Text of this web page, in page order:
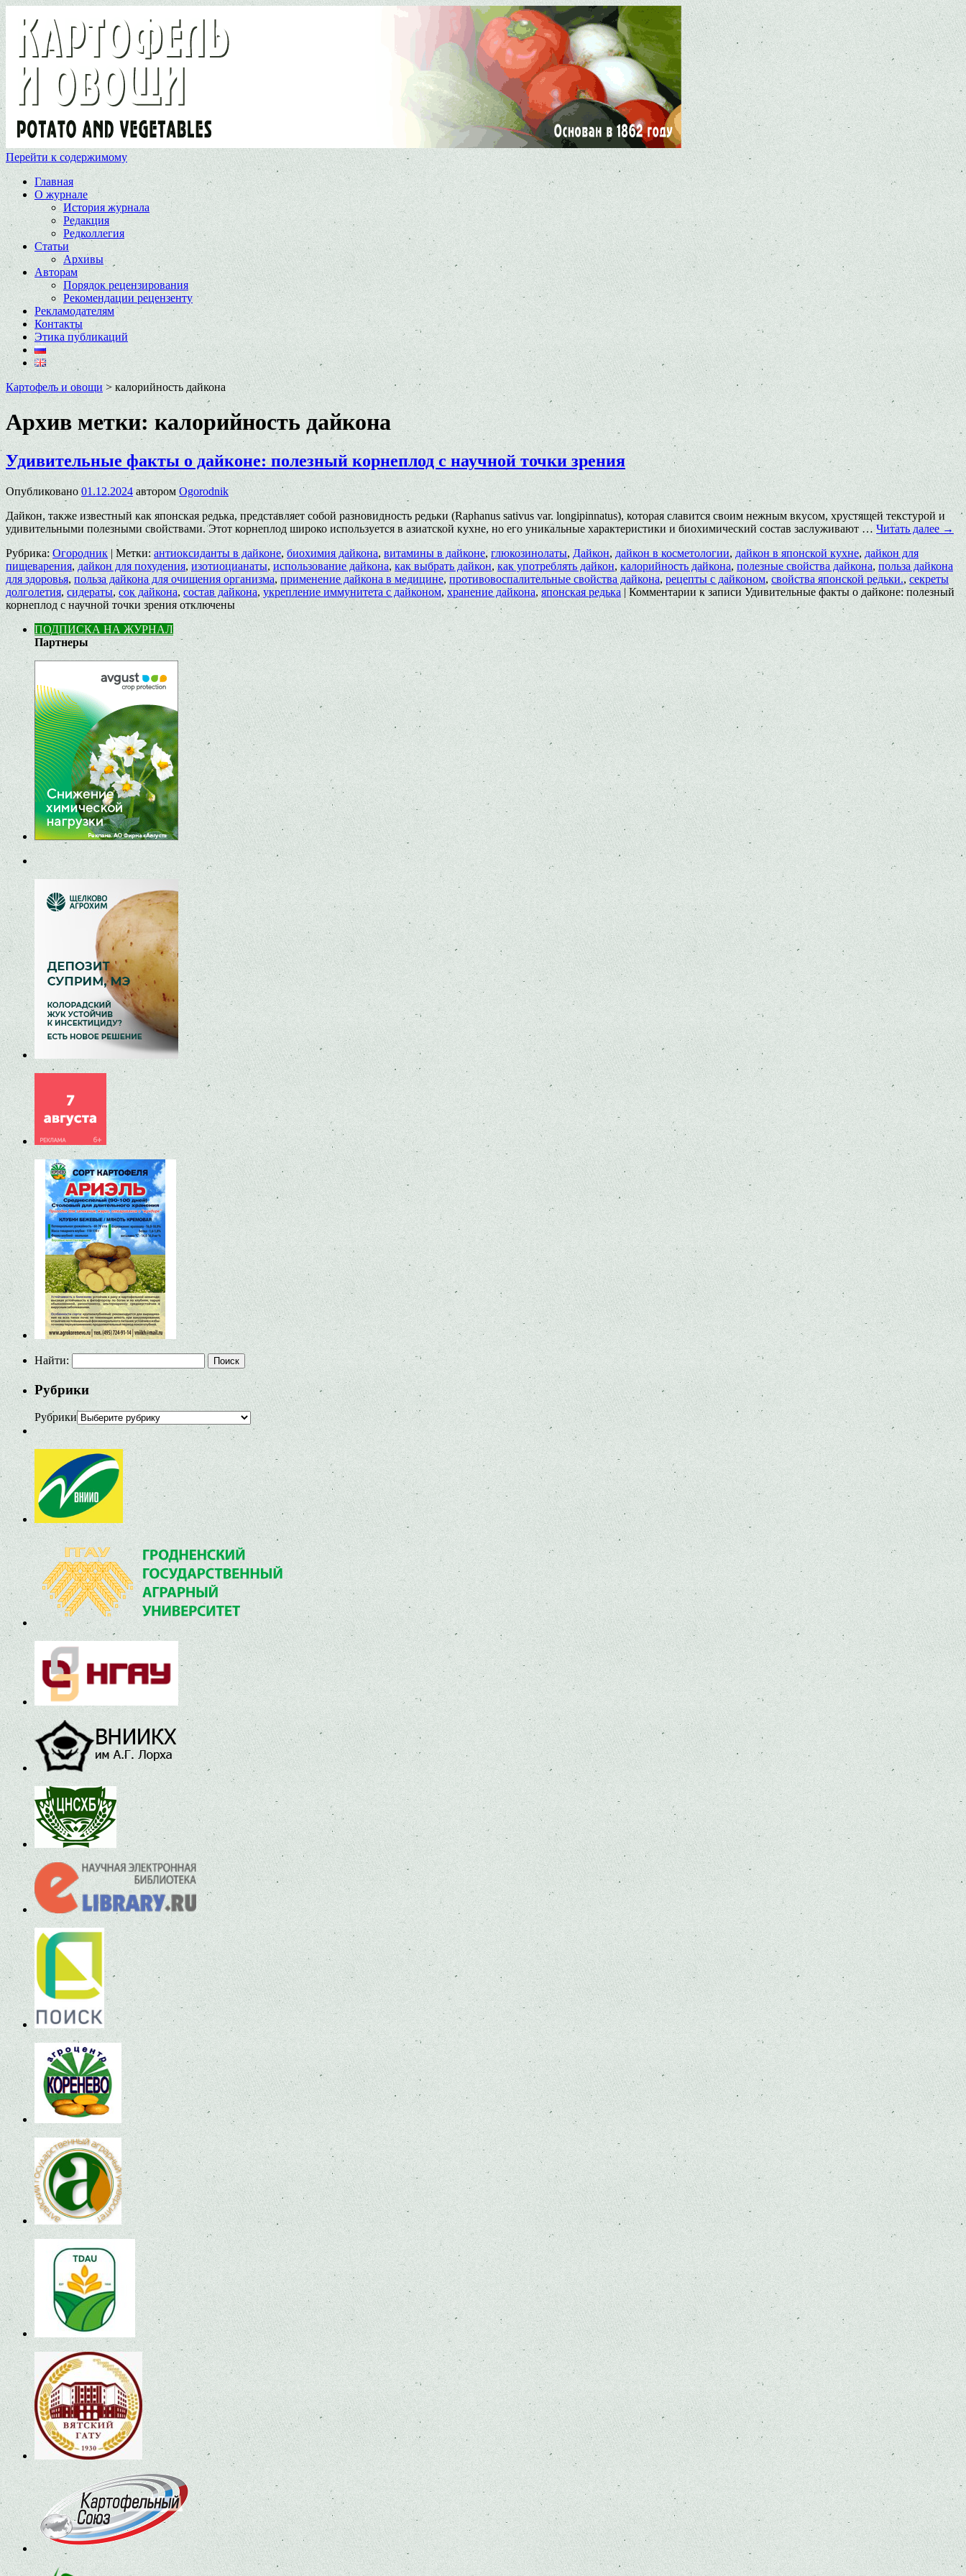
Перейти к содержимому
Главная
О журнале
История журнала
Редакция
Редколлегия
Статьи
Архивы
Авторам
Порядок рецензирования
Рекомендации рецензенту
Рекламодателям
Контакты
Этика публикаций
Картофель и овощи > калорийность дайкона
Архив метки: калорийность дайкона
Удивительные факты о дайконе: полезный корнеплод с научной точки зрения
Опубликовано 01.12.2024 автором Ogorodnik
Дайкон, также известный как японская редька, представляет собой разновидность редьки (Raphanus sativus var. longipinnatus), которая славится своим нежным вкусом, хрустящей текстурой и
удивительными полезными свойствами. Этот корнеплод широко используется в азиатской кухне, но его уникальные характеристики и биохимический состав заслуживают …Читать далее→
Рубрика: Огородник | Метки: антиоксиданты в дайконе,биохимия дайкона, витамины в дайконе, глюкозинолаты, Дайкон, дайкон в косметологии, дайкон в японской кухне, дайкон для
пищеварения, дайкон для похудения, изотиоцианаты,использование дайкона, как выбрать дайкон,как употреблять дайкон, калорийность дайкона, полезные свойства дайкона, польза дайкона
для здоровья, польза дайкона для очищения организма,применение дайкона в медицине, противовоспалительные свойства дайкона, рецепты с дайконом, свойства японской редьки., секреты
долголетия, сидераты, сок дайкона,состав дайкона, укрепление иммунитета с дайконом, хранение дайкона,японская редька | Комментариик записи Удивительные факты о дайконе: полезный
корнеплод с научной точки зренияотключены
ПОДПИСКА НА ЖУРНАЛ
Партнеры
Найти:
Рубрики
Рубрики